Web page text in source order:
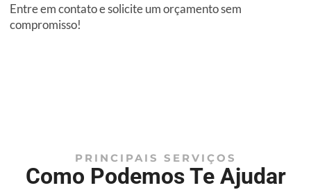
Entre em contato e solicite um orçamento sem
compromisso!
PRINCIPAIS SERVIÇOS
Como Podemos Te Ajudar